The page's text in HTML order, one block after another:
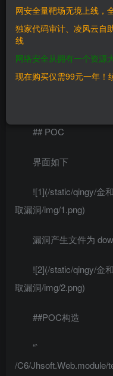
## 漏洞影响
## FOFA
## POC
界面如下
![1](/static/qingy/金
取漏洞/img/1.png)
漏洞产生文件为
![2](/static/qingy/金
取漏洞/img/2.png)
##POC构造
“`
/C6/Jhsoft.Web.module/
网安全量靶场无境上线，
独家代码审计、凌风云自
线
网络安全从拥有一个资源
现在购买仅需99元一年！